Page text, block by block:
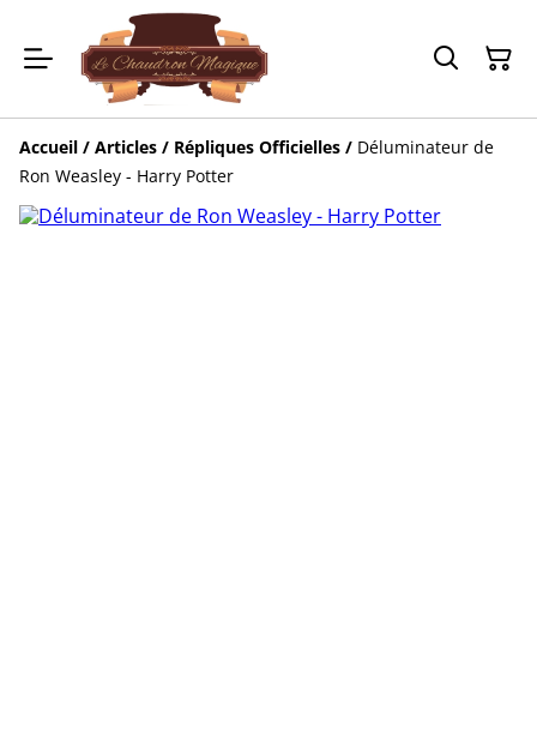
Accueil / Articles / Répliques Officielles / Déluminateur de
Ron Weasley - Harry Potter